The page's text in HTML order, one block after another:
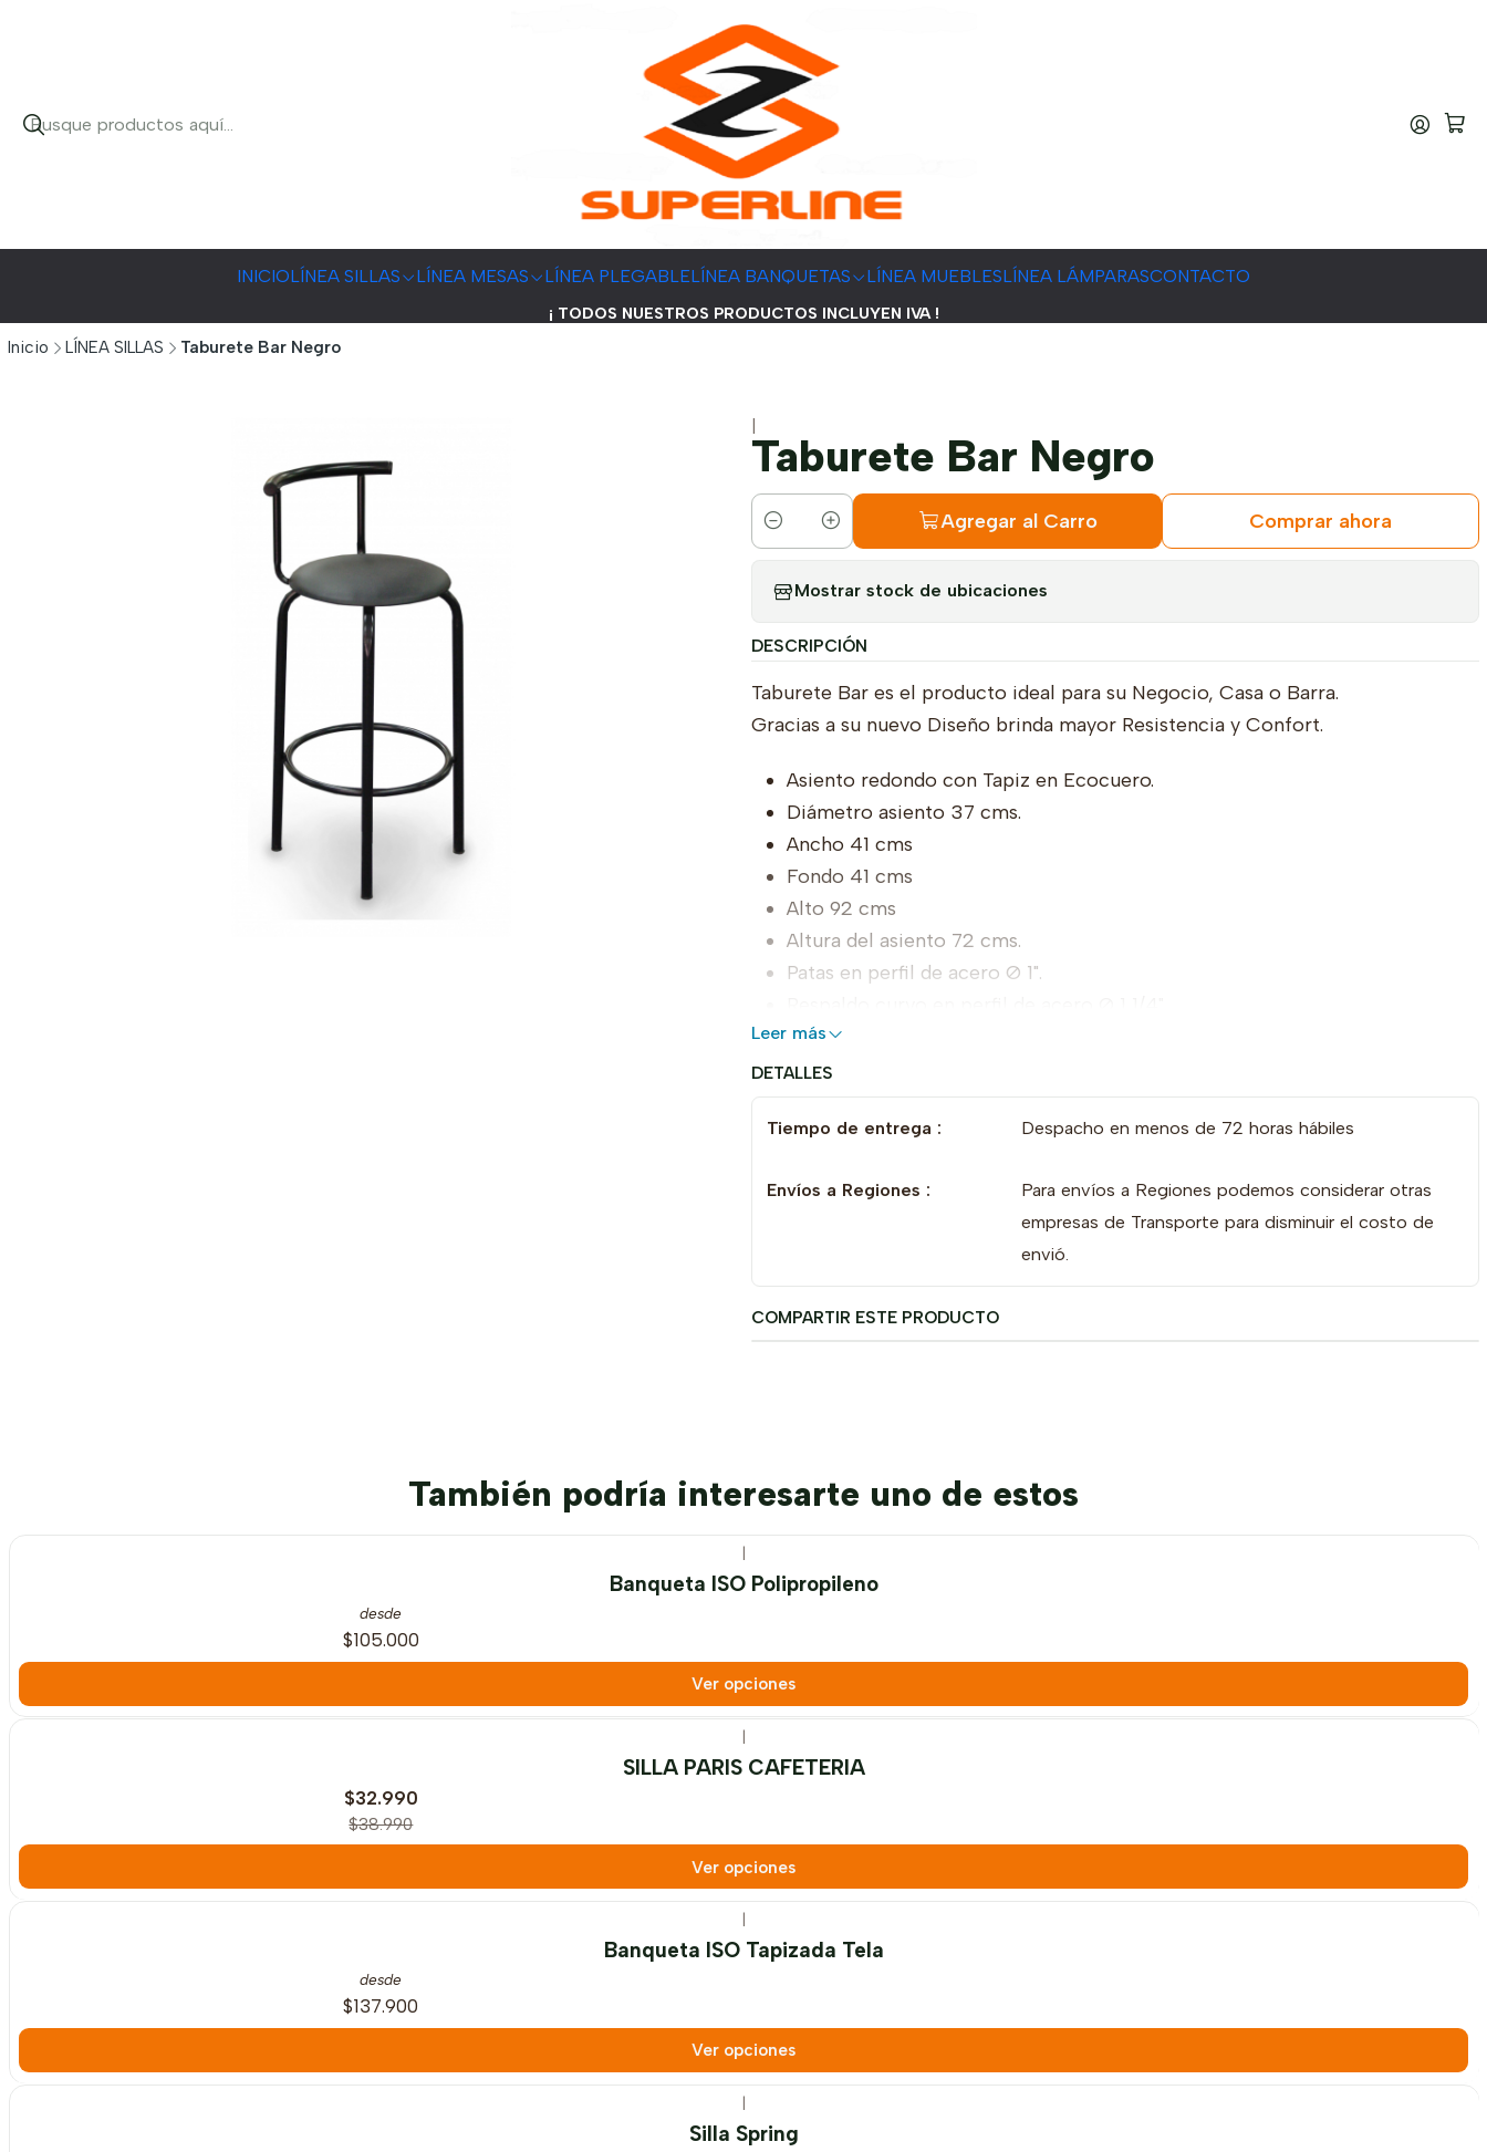
INICIOLÍNEA SILLAS LÍNEA MESAS LÍNEA PLEGABLELÍNEA BANQUETAS LÍNEA MUEBLESLÍNEA LÁMPARASCONTACTO
¡ TODOS NUESTROS PRODUCTOS INCLUYEN IVA !
Inicio LÍNEA SILLAS Taburete Bar Negro
|
Taburete Bar Negro
Cantidad
Agregar al Carro Comprar ahora
Mostrar stock de ubicaciones
DESCRIPCIÓN
Taburete Bar es el producto ideal para su Negocio, Casa o Barra.
Gracias a su nuevo Diseño brinda mayor Resistencia y Confort.
Asiento redondo con Tapiz en Ecocuero.
Diámetro asiento 37 cms.
Ancho 41 cms
Fondo 41 cms
Alto 92 cms
Altura del asiento 72 cms.
Patas en perfil de acero Ø 1".
Estructura esmaltada al horno de color negro.
Peso 4.5 kg.
Leer más
DETALLES
Tiempo de entrega : Despacho en menos de 72 horas hábiles
Envíos a Regiones :
Para envíos a Regiones podemos considerar otras
empresas de Transporte para disminuir el costo de
envió.
COMPARTIR ESTE PRODUCTO
También podría interesarte uno de estos
Banqueta ISO Polipropileno
desde
$105.000
Ver opciones
SILLA PARIS CAFETERIA
$32.990
$38.990
Ver opciones
Banqueta ISO Tapizada Tela
desde
$137.900
Ver opciones
Silla Spring